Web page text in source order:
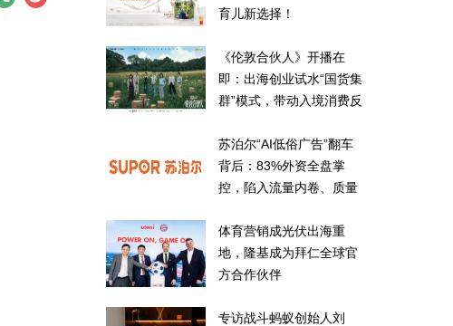
育儿新选择！
《伦敦合伙人》开播在
即：出海创业试水“国货集
群”模式，带动入境消费反
苏泊尔“AI低俗广告”翻车
背后：83%外资全盘掌
控，陷入流量内卷、质量
体育营销成光伏出海重
地，隆基成为拜仁全球官
方合作伙伴
专访战斗蚂蚁创始人刘